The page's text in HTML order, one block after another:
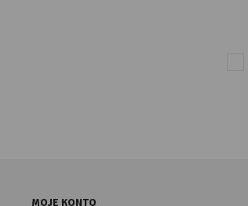
MOJE KONTO